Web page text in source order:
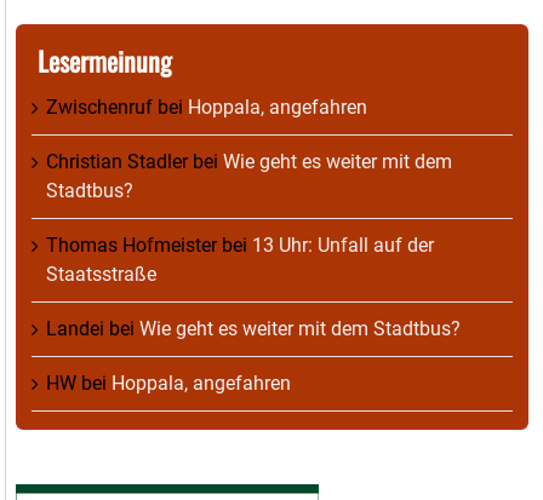
Lesermeinung
Zwischenruf bei Hoppala, angefahren
Christian Stadlerbei Wie geht es weiter mit dem
Stadtbus?
Thomas Hofmeisterbei 13 Uhr: Unfall auf der
Staatsstraße
Landei bei Wie geht es weiter mit dem Stadtbus?
HW bei Hoppala, angefahren